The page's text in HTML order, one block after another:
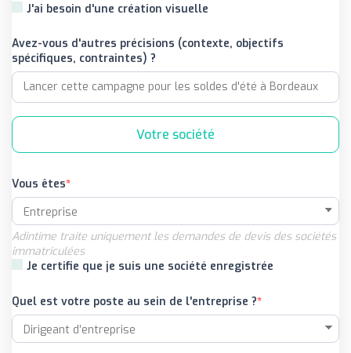
J'ai besoin d'une création visuelle
Avez-vous d'autres précisions (contexte, objectifs
spécifiques, contraintes) ?
Votre société
Vous êtes
Adintime traite uniquement les demandes de devis des sociétés
immatriculées
Je certifie que je suis une société enregistrée
Quel est votre poste au sein de l'entreprise ?